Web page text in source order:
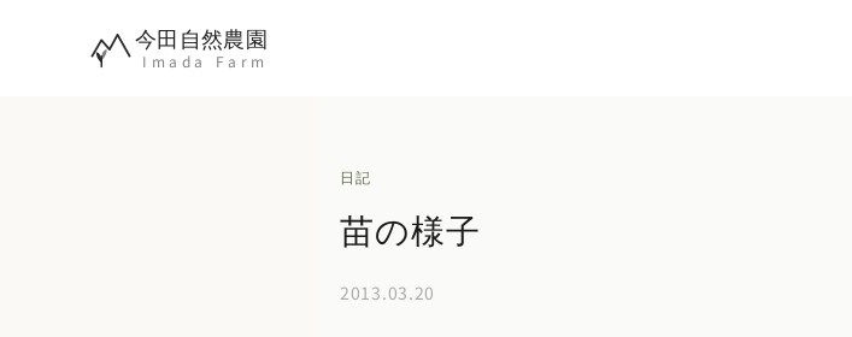
今田自然農園
Imada Farm
日記
苗の様子
2013.03.20